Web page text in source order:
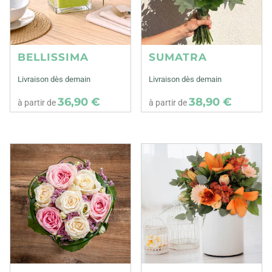
BELLISSIMA
Livraison dès demain
à partir de36,90 €
SUMATRA
Livraison dès demain
à partir de38,90 €